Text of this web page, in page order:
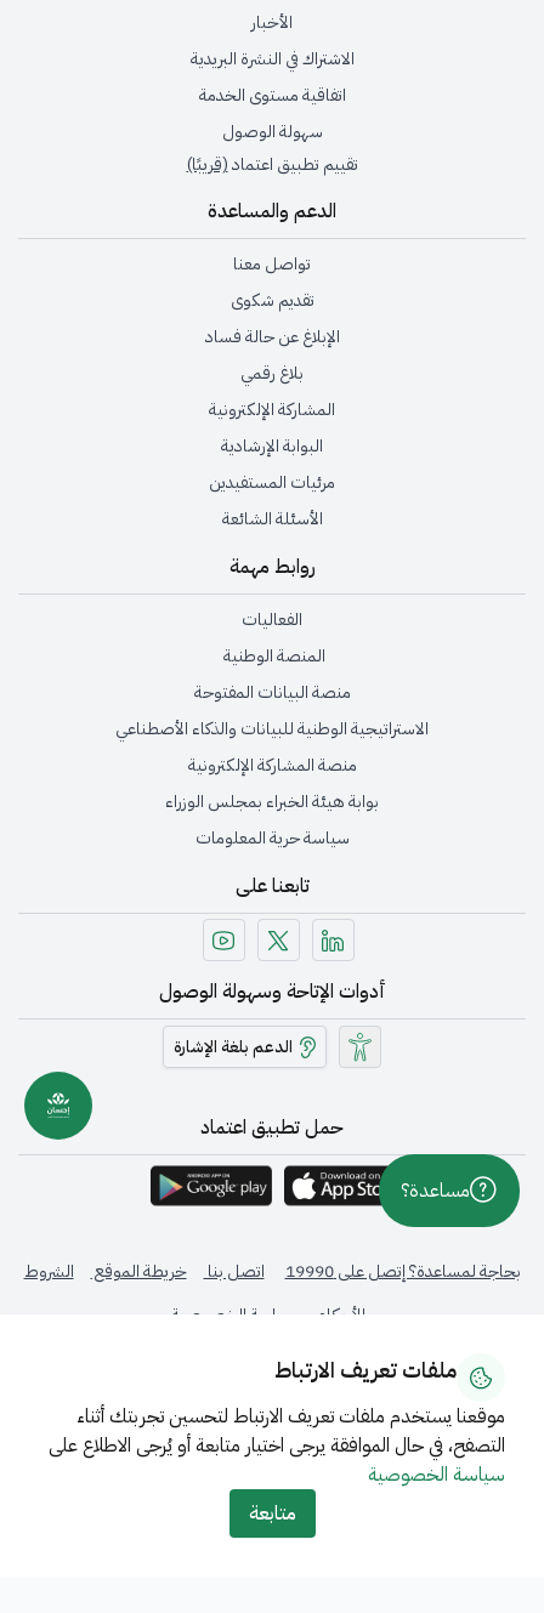
ملفات تعريف الارتباط
موقعنا يستخدم ملفات تعريف الارتباط لتحسين تجربتك أثناء
التصفح، في حال الموافقة يرجى اختيار متابعة أو يُرجى الاطلاع على
سياسة الخصوصية
متابعة
الأخبار
الاشتراك في النشرة البريدية
اتفاقية مستوى الخدمة
سهولة الوصول
تقييم تطبيق اعتماد(قريبًا)
الدعم والمساعدة
تواصل معنا
تقديم شكوى
الإبلاغ عن حالة فساد
بلاغ رقمي
المشاركة الإلكترونية
البوابة الإرشادية
مرئيات المستفيدين
الأسئلة الشائعة
روابط مهمة
الفعاليات
المنصة الوطنية
منصة البيانات المفتوحة
الاستراتيجية الوطنية للبيانات والذكاء الأصطناعي
منصة المشاركة الإلكترونية
بوابة هيئة الخبراء بمجلس الوزراء
سياسة حرية المعلومات
تابعنا على
أدوات الإتاحة وسهولة الوصول
الدعم بلغة الإشارة
حمل تطبيق اعتماد
بحاجة لمساعدة؟ إتصل على 19990 اتصل بنا خريطة الموقع
الشروط
والأحكام
سياسة الخصوصية
جميع الحقوق محفوظة © 2026 - المركز الوطني لنظم الموارد الحكومية -
تحت إشراف
مساعدة؟